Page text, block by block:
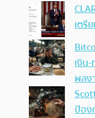
เตรี
เงิน
ผลง
ป้อง